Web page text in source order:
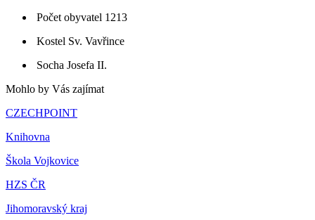
Počet obyvatel 1213
Kostel Sv. Vavřince
Socha Josefa II.
Mohlo by Vás zajímat
CZECHPOINT
Knihovna
Škola Vojkovice
HZS ČR
Jihomoravský kraj